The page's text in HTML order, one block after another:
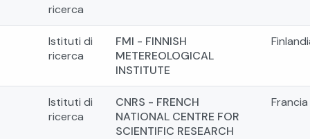
ricerca
Istituti di
ricerca
FMI - FINNISH
METEREOLOGICAL
INSTITUTE
Istituti di
ricerca
CNRS - FRENCH
NATIONAL CENTRE FOR
SCIENTIFIC RESEARCH
Francia